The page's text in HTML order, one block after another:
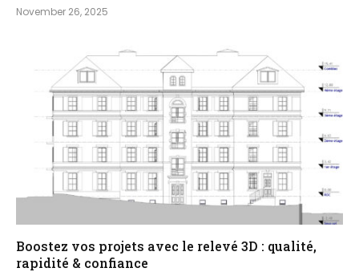
November 26, 2025
Boostez vos projets avec le relevé 3D : qualité,
rapidité & confiance